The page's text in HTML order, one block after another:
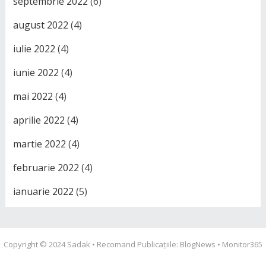
august 2022 (4)
iulie 2022 (4)
iunie 2022 (4)
mai 2022 (4)
aprilie 2022 (4)
martie 2022 (4)
februarie 2022 (4)
ianuarie 2022 (5)
Copyright © 2024Sadak • Recomand Publicațiile: BlogNews • Monitor365